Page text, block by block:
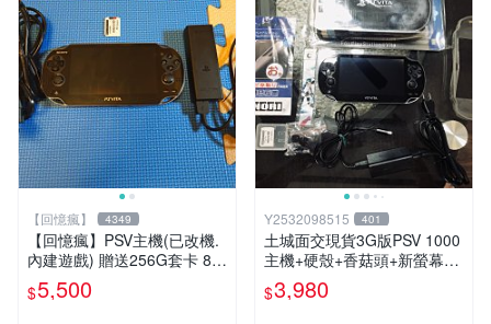
【回憶瘋】 4349
【回憶瘋】PSV主機(已改機.
內建遊戲) 贈送256G套卡 8成
新 遊戲機 PSVITA
$5,500
Y2532098515 401
土城面交現貨3G版PSV 1000
主機+硬殼+香菇頭+新螢幕玻
璃貼+初音掛繩+可改機版本8
成新 一年保修如照片所有的
$3,980